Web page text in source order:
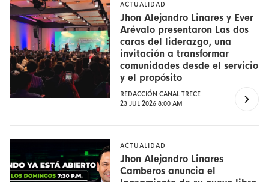
ACTUALIDAD
Jhon Alejandro Linares y Ever
Arévalo presentaron Las dos
caras del liderazgo, una
invitación a transformar
comunidades desde el servicio
y el propósito
REDACCIÓN CANAL TRECE
23 JUL 2026 8:00 AM
ACTUALIDAD
Jhon Alejandro Linares
Camberos anuncia el